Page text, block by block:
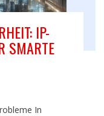
IP-
SMARTE
In